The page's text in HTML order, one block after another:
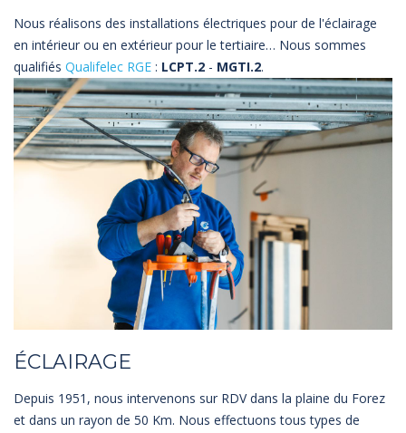
Nous réalisons des installations électriques pour de l'éclairage
en intérieur ou en extérieur pour le tertiaire… Nous sommes
qualifiés Qualifelec RGE : LCPT.2 - MGTI.2.
ÉCLAIRAGE
Depuis 1951, nous intervenons sur RDV dans la plaine du Forez
et dans un rayon de 50 Km. Nous effectuons tous types de